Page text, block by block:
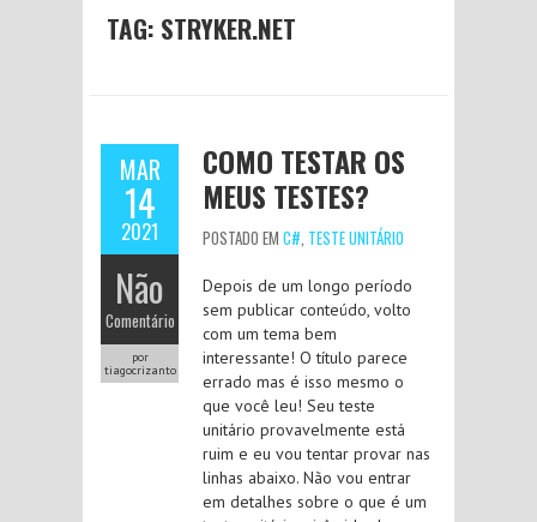
TAG: STRYKER.NET
MAR
14
2021
Não
Comentário
por
tiagocrizanto
COMO TESTAR OS
MEUS TESTES?
POSTADO EM C#, TESTE UNITÁRIO
Depois de um longo período
sem publicar conteúdo, volto
com um tema bem
interessante! O título parece
errado mas é isso mesmo o
que você leu! Seu teste
unitário provavelmente está
ruim e eu vou tentar provar nas
linhas abaixo. Não vou entrar
em detalhes sobre o que é um